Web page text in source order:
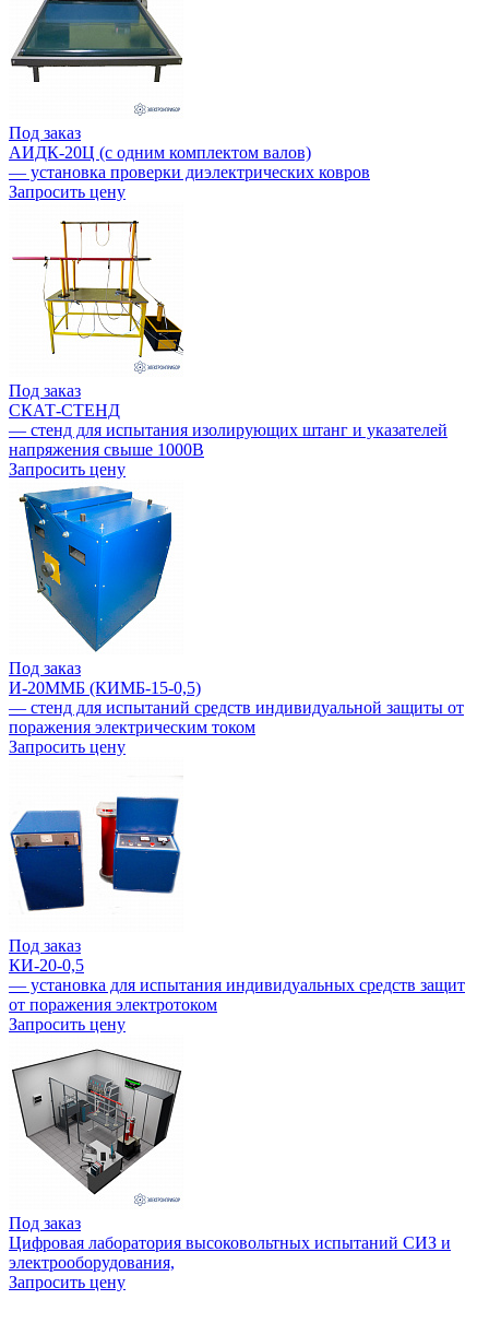
Под заказ
АИДК-20Ц (с одним комплектом валов)
— установка проверки диэлектрических ковров
Запросить цену
Под заказ
СКАТ-СТЕНД
— стенд для испытания изолирующих штанг и указателей
напряжения свыше 1000В
Запросить цену
Под заказ
И-20ММБ (КИМБ-15-0,5)
— стенд для испытаний средств индивидуальной защиты от
поражения электрическим током
Запросить цену
Под заказ
КИ-20-0,5
— установка для испытания индивидуальных средств защит
от поражения электротоком
Запросить цену
Под заказ
Цифровая лаборатория высоковольтных испытаний СИЗ и
электрооборудования,
Запросить цену